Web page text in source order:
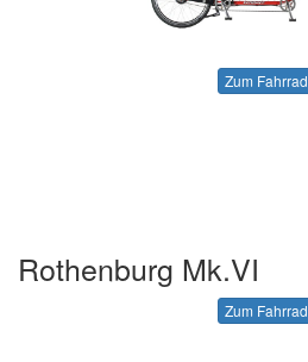
Zum Fahrrad
Rothenburg Mk.VI
Zum Fahrrad